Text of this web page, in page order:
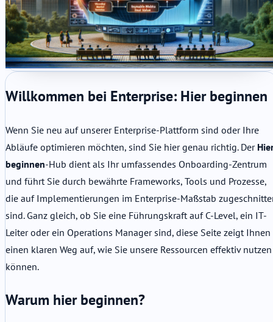
Willkommen bei Enterprise: Hier beginnen
Wenn Sie neu auf unserer Enterprise-Plattform sind oder Ihre
Abläufe optimieren möchten, sind Sie hier genau richtig. Der
beginnen-Hub dient als Ihr umfassendes Onboarding-Zentrum
und führt Sie durch bewährte Frameworks, Tools und Prozesse,
die auf Implementierungen im Enterprise-Maßstab
sind. Ganz gleich, ob Sie eine Führungskraft auf C-Level, ein IT-
Leiter oder ein Operations Manager sind, diese Seite zeigt Ihnen
einen klaren Weg auf, wie Sie unsere Ressourcen effektiv nutzen
können.
Warum hier beginnen?